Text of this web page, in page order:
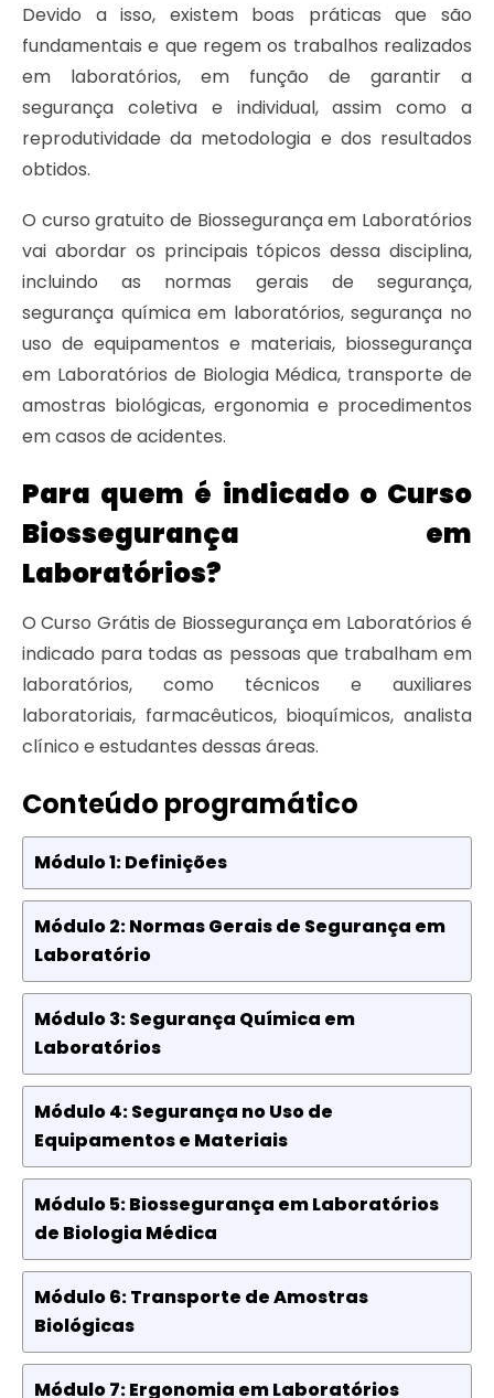
Devido a isso, existem boas práticas que são
fundamentais e que regem os trabalhos realizados
em laboratórios, em função de garantir a
segurança coletiva e individual, assim como a
reprodutividade da metodologia e dos resultados
obtidos.
O curso gratuito de Biossegurança em Laboratórios
vai abordar os principais tópicos dessa disciplina,
incluindo as normas gerais de segurança,
segurança química em laboratórios, segurança no
uso de equipamentos e materiais, biossegurança
em Laboratórios de Biologia Médica, transporte de
amostras biológicas, ergonomia e procedimentos
em casos de acidentes.
Para quem é indicado o Curso
Biossegurança em
Laboratórios?
O Curso Grátis de Biossegurança em Laboratórios é
indicado para todas as pessoas que trabalham em
laboratórios, como técnicos e auxiliares
laboratoriais, farmacêuticos, bioquímicos, analista
clínico e estudantes dessas áreas.
Conteúdo programático
Módulo 1: Definições
Módulo 2: Normas Gerais de Segurança em
Laboratório
Módulo 3: Segurança Química em
Laboratórios
Módulo 4: Segurança no Uso de
Equipamentos e Materiais
Módulo 5: Biossegurança em Laboratórios
de Biologia Médica
Módulo 6: Transporte de Amostras
Biológicas
Módulo 7: Ergonomia em Laboratórios